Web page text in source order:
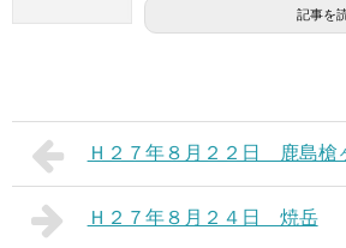
記事を
Ｈ２７年８月２２日 鹿島槍
Ｈ２７年８月２４日 焼岳